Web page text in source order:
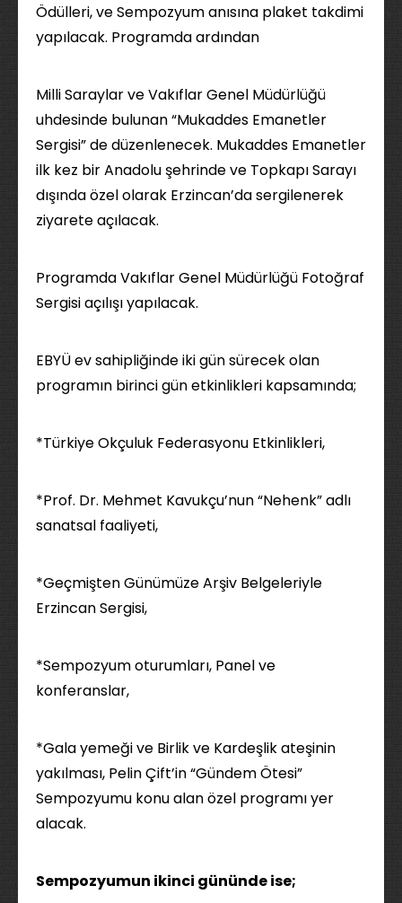
Ödülleri, ve Sempozyum anısına plaket takdimi
yapılacak. Programda ardından
Milli Saraylar ve Vakıflar Genel Müdürlüğü
uhdesinde bulunan “Mukaddes Emanetler
Sergisi” de düzenlenecek. Mukaddes Emanetler
ilk kez bir Anadolu şehrinde ve Topkapı Sarayı
dışında özel olarak Erzincan’da sergilenerek
ziyarete açılacak.
Programda Vakıflar Genel Müdürlüğü Fotoğraf
Sergisi açılışı yapılacak.
EBYÜ ev sahipliğinde iki gün sürecek olan
programın birinci gün etkinlikleri kapsamında;
*Türkiye Okçuluk Federasyonu Etkinlikleri,
*Prof. Dr. Mehmet Kavukçu’nun “Nehenk” adlı
sanatsal faaliyeti,
*Geçmişten Günümüze Arşiv Belgeleriyle
Erzincan Sergisi,
*Sempozyum oturumları, Panel ve
konferanslar,
*Gala yemeği ve Birlik ve Kardeşlik ateşinin
yakılması, Pelin Çift’in “Gündem Ötesi”
Sempozyumu konu alan özel programı yer
alacak.
Sempozyumun ikinci gününde ise;